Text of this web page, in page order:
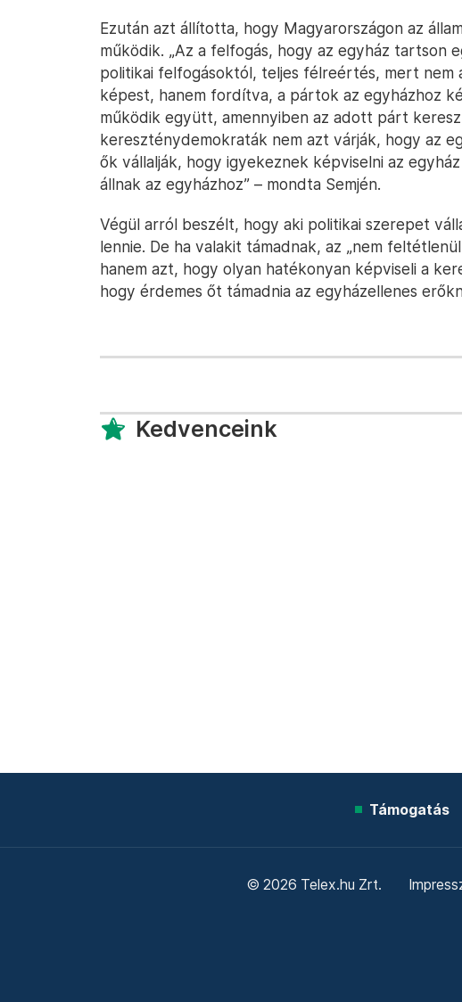
Ezután azt állította, hogy Magyarországon az
működik. „Az a felfogás, hogy az egyház tartson
politikai felfogásoktól, teljes félreértés, mert nem
képest, hanem fordítva, a pártok az egyházhoz
működik együtt, amennyiben az adott párt
kereszténydemokraták nem azt várják, hogy az
ők vállalják, hogy igyekeznek képviselni az
állnak az egyházhoz” – mondta Semjén.
Végül arról beszélt, hogy aki politikai szerepet
lennie. De ha valakit támadnak, az „nem
hanem azt, hogy olyan hatékonyan képviseli a
hogy érdemes őt támadnia az egyházellenes
Kedvenceink
Támogatás
© 2026 Telex.hu Zrt.